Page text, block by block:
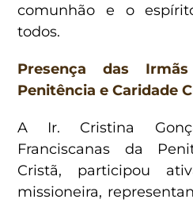
comunhão e o
todos.
Presença das
Penitência e Caridade
A Ir. Cristina
Franciscanas da
Cristã, participou
missioneira,